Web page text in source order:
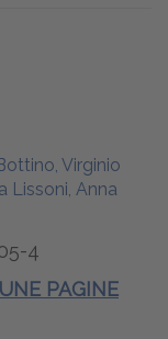
Virginio
Lissoni, Anna
4
PAGINE